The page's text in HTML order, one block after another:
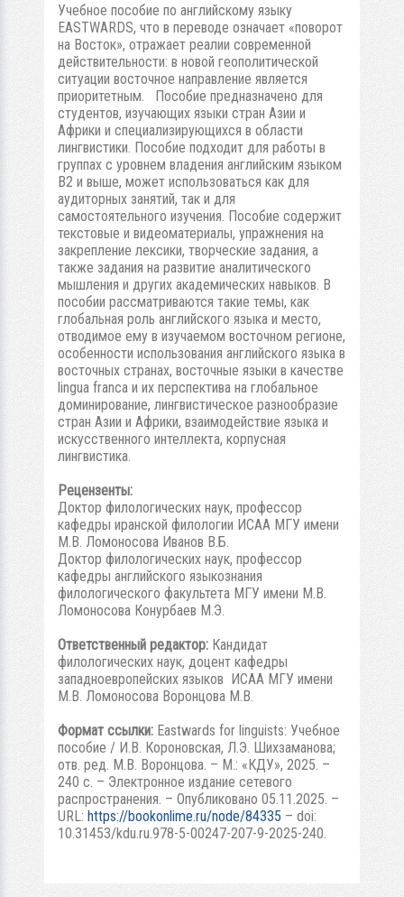
Учебное пособие по английскому языку
EASTWARDS, что в переводе означает «поворот
на Восток», отражает реалии современной
действительности: в новой геополитической
ситуации восточное направление является
приоритетным. Пособие предназначено для
студентов, изучающих языки стран Азии и
Африки и специализирующихся в области
лингвистики. Пособие подходит для работы в
группах с уровнем владения английским языком
В2 и выше, может использоваться как для
аудиторных занятий, так и для
самостоятельного изучения. Пособие содержит
текстовые и видеоматериалы, упражнения на
закрепление лексики, творческие задания, а
также задания на развитие аналитического
мышления и других академических навыков. В
пособии рассматриваются такие темы, как
глобальная роль английского языка и место,
отводимое ему в изучаемом восточном регионе,
особенности использования английского языка в
восточных странах, восточные языки в качестве
lingua franca и их перспектива на глобальное
доминирование, лингвистическое разнообразие
стран Азии и Африки, взаимодействие языка и
искусственного интеллекта, корпусная
лингвистика.
Рецензенты:
Доктор филологических наук, профессор
кафедры иранской филологии ИСАА МГУ имени
М.В. Ломоносова Иванов В.Б.
Доктор филологических наук, профессор
кафедры английского языкознания
филологического факультета МГУ имени М.В.
Ломоносова Конурбаев М.Э.
Ответственный редактор: Кандидат
филологических наук, доцент кафедры
западноевропейских языков ИСАА МГУ имени
М.В. Ломоносова Воронцова М.В.
Формат ссылки: Eastwards for linguists: Учебное
пособие / И.В. Короновская, Л.Э. Шихзаманова;
отв. ред. М.В. Воронцова. – М.: «КДУ», 2025. –
240 с. – Электронное издание сетевого
распространения. – Опубликовано 05.11.2025. –
URL: https://bookonlime.ru/node/84335 – doi:
10.31453/kdu.ru.978-5-00247-207-9-2025-240.